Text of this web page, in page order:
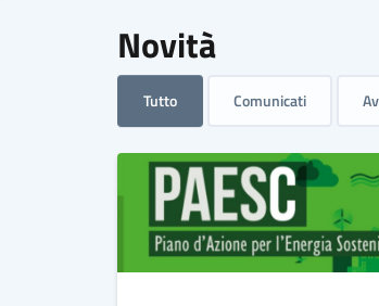
Novità
Tutto Comunicati